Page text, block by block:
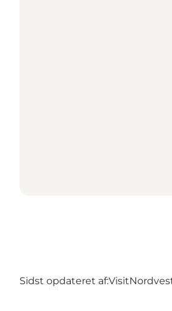
Sidst opdateret af: